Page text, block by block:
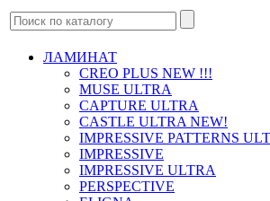
ЛАМИНАТ
CREO PLUS NEW !!!
MUSE ULTRA
CAPTURE ULTRA
CASTLE ULTRA NEW!
IMPRESSIVE PATTERNS
IMPRESSIVE
IMPRESSIVE ULTRA
PERSPECTIVE